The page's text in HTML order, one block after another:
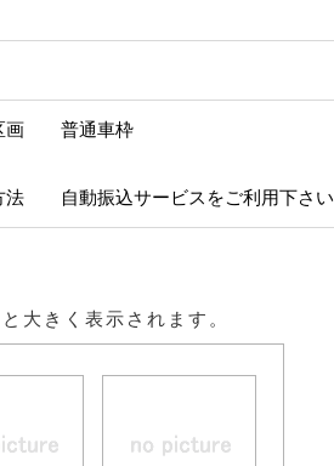
画 普通車枠
法 自動振込サービスをご利用下さい
大きく表示されます。